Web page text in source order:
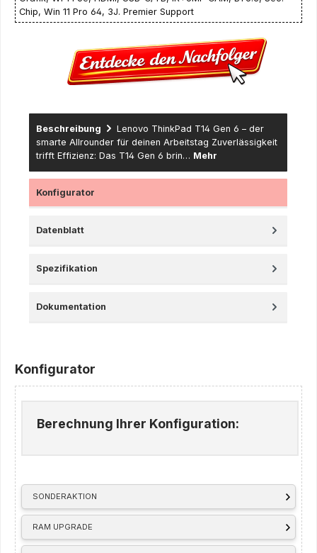
Chip, Win 11 Pro 64, 3J. Premier Support
Beschreibung
Lenovo ThinkPad T14 Gen 6 – der
smarte Allrounder für deinen Arbeitstag Zuverlässigkeit
trifft Effizienz: Das T14 Gen 6 brin… Mehr
Konfigurator
Datenblatt
Spezifikation
Dokumentation
Konfigurator
SONDERAKTION
RAM UPGRADE
Berechnung Ihrer Konfiguration: